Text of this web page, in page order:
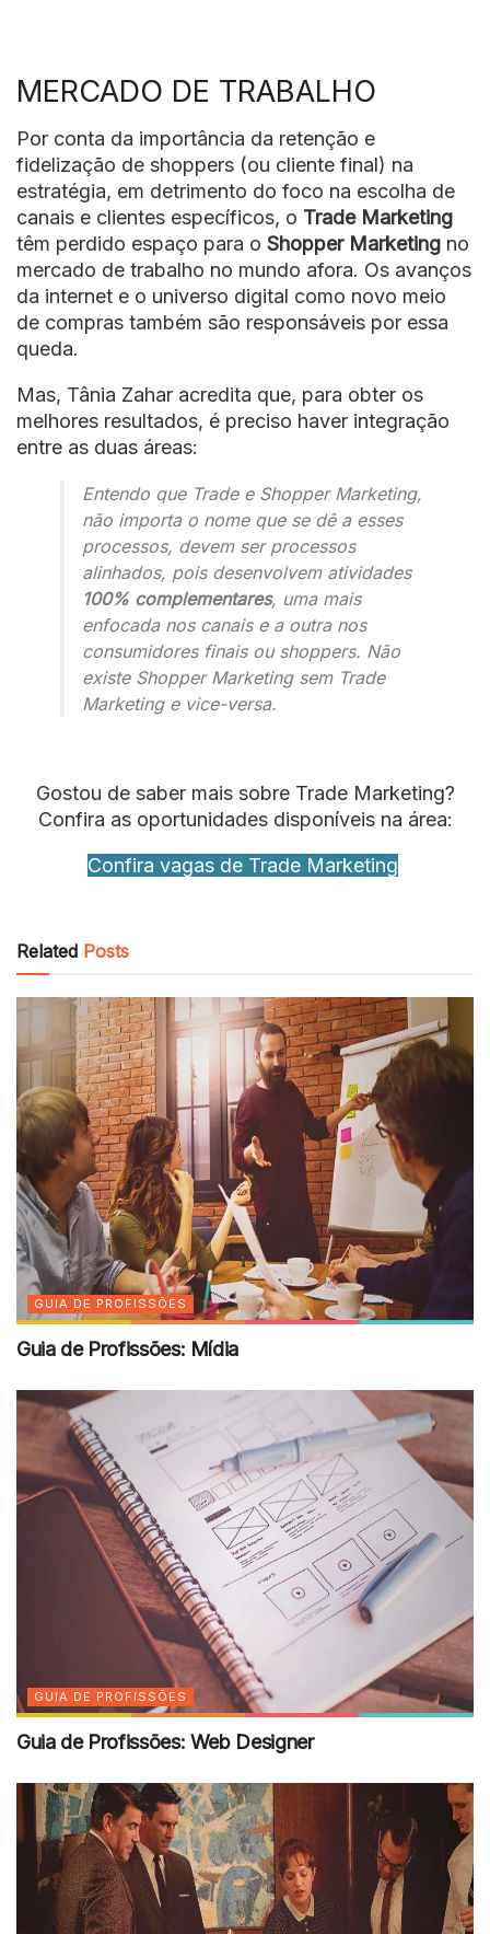
MERCADO DE TRABALHO
Por conta da importância da retenção e
fidelização de shoppers (ou cliente final) na
estratégia, em detrimento do foco na escolha de
canais e clientes específicos, o Trade Marketing
têm perdido espaço para o Shopper Marketing no
mercado de trabalho no mundo afora. Os avanços
da internet e o universo digital como novo meio
de compras também são responsáveis por essa
queda.
Mas, Tânia Zahar acredita que, para obter os
melhores resultados, é preciso haver integração
entre as duas áreas:
Entendo que Trade e Shopper Marketing,
não importa o nome que se dê a esses
processos, devem ser processos
alinhados, pois desenvolvem atividades
100% complementares, uma mais
enfocada nos canais e a outra nos
consumidores finais ou shoppers. Não
existe Shopper Marketing sem Trade
Marketing e vice-versa.
Gostou de saber mais sobre Trade Marketing?
Confira as oportunidades disponíveis na área:
Confira vagas de Trade Marketing
Related Posts
GUIA DE PROFISSÕES
Guia de Profissões: Mídia
GUIA DE PROFISSÕES
Guia de Profissões: Web Designer